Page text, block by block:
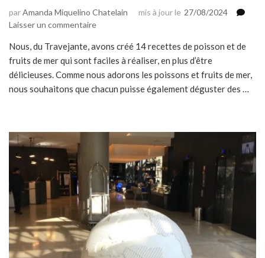
parAmanda Miquelino Chatelain mis à jour le 27/08/2024
Laisser un commentairesur
recettes
de
poisson
et
Nous, du Travejante, avons créé 14 recettes de poisson et de
fruits de mer qui sont faciles à réaliser, en plus d’être
délicieuses. Comme nous adorons les poissons et fruits de mer,
nous souhaitons que chacun puisse également déguster des …